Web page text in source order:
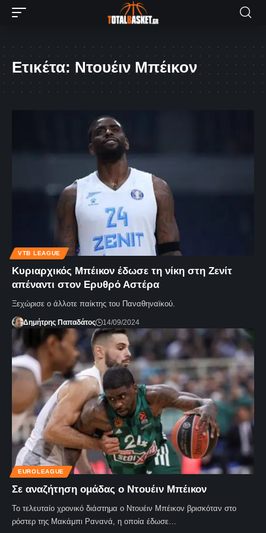
Ετικέτα: Ντουέιν Μπέικον
VTB LEAGUE
Κυριαρχικός Μπέικον έδωσε τη νίκη στη Ζενίτ
απέναντι στον Ερυθρό Αστέρα
Ξεχώρισε ο άλλοτε παίκτης του Παναθηναϊκού.
Δημήτρης Παπαδάτος 14/09/2024
EUROLEAGUE
Σε αναζήτηση ομάδας ο Ντουέιν Μπέικον
Το τελευταίο χρονικό διάστημα ο Ντουέιν Μπέικον βρισκόταν στο
ρόστερ της Μακάμπι Ρανανά, η οποία έδωσε…